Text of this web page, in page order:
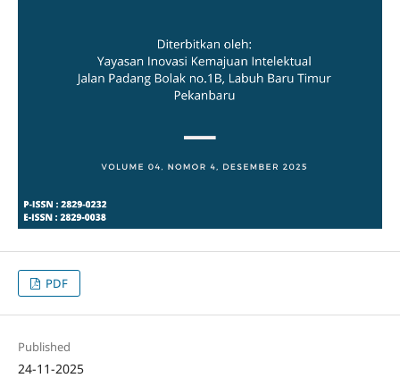
PDF
Published
24-11-2025